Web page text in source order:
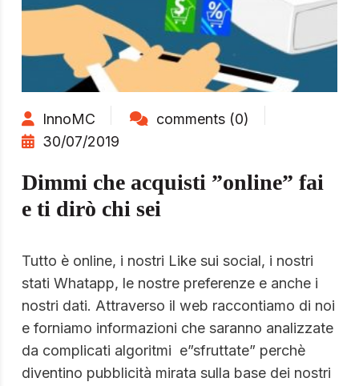
InnoMC
comments (0)
30/07/2019
Dimmi che acquisti ”online” fai
e ti dirò chi sei
Tutto è online, i nostri Like sui social, i nostri
stati Whatapp, le nostre preferenze e anche i
nostri dati. Attraverso il web raccontiamo di noi
e forniamo informazioni che saranno analizzate
da complicati algoritmi e”sfruttate” perchè
diventino pubblicità mirata sulla base dei nostri